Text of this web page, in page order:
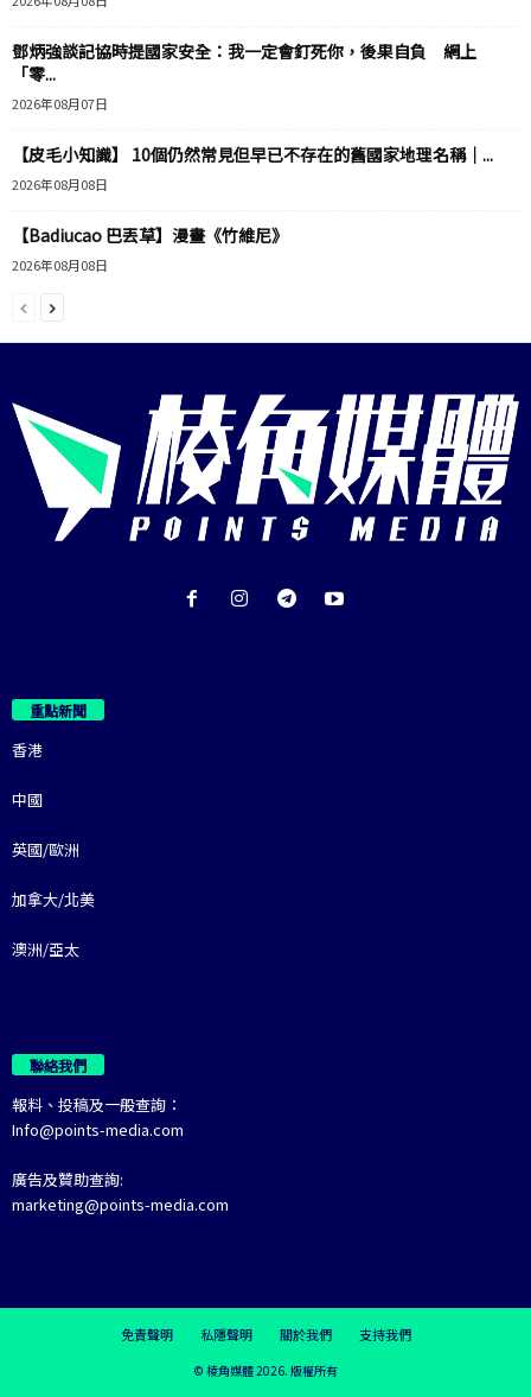
鄧炳強談記協時提國家安全：我一定會釘死你，後果自負 網上
「零...
2026年08月07日
【皮毛小知識】 10個仍然常見但早已不存在的舊國家地理名稱｜...
2026年08月08日
【Badiucao 巴丟草】漫畫《竹維尼》
2026年08月08日
重點新聞
香港
中國
英國/歐洲
加拿大/北美
澳洲/亞太
聯絡我們
報料、投稿及一般查詢：
Info@points-media.com
廣告及贊助查詢:
marketing@points-media.com
免責聲明 私隱聲明 關於我們 支持我們
© 棱角媒體 2026. 版權所有